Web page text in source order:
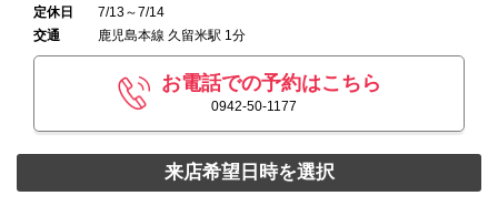
定休日
7/13～7/14
交通
鹿児島本線 久留米駅 1分
お電話での予約はこちら
0942-50-1177
来店希望日時を選択